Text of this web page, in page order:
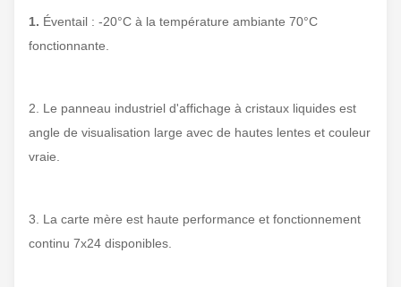
1. Éventail : -20°C à la température ambiante 70°C
fonctionnante.
2. Le panneau industriel d'affichage à cristaux liquides est
angle de visualisation large avec de hautes lentes et couleur
vraie.
3. La carte mère est haute performance et fonctionnement
continu 7x24 disponibles.